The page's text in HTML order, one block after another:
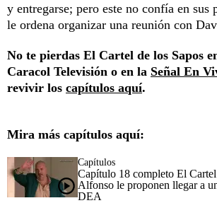
y entregarse; pero este no confía en sus
le ordena organizar una reunión con
No te pierdas El Cartel de los Sapos
Caracol Televisión o en la Señal En
revivir los capítulos aquí.
Mira más capítulos aquí:
Capítulos
Capítulo 18 completo El
Alfonso le proponen llegar a
DEA